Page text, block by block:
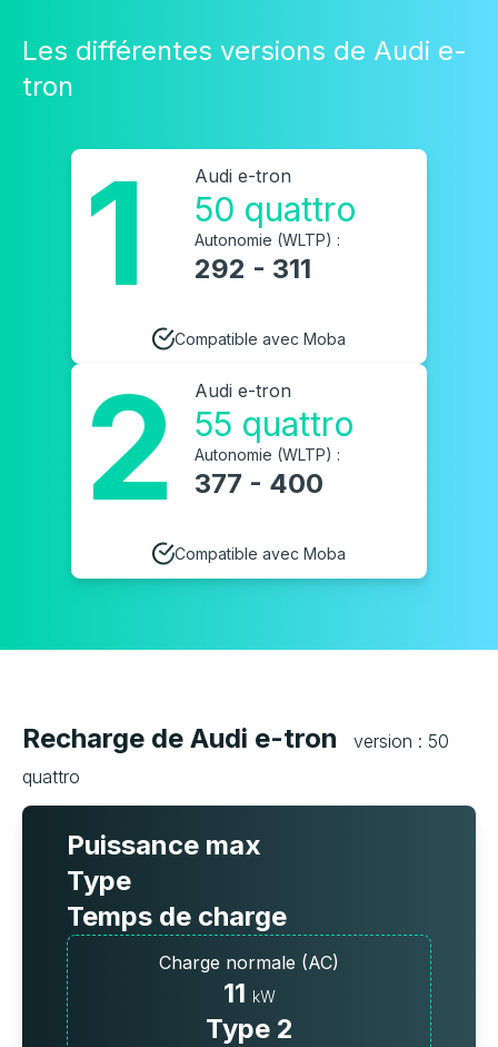
Les différentes versions de Audi e-
tron
1 Audi e-tron
50 quattro
Autonomie (WLTP) :
292 - 311
Compatible avec Moba
2 Audi e-tron
55 quattro
Autonomie (WLTP) :
377 - 400
Compatible avec Moba
Recharge de Audi e-tron
version : 50
quattro
Puissance max
Type
Temps de charge
Charge normale (AC)
11 kW
Type 2